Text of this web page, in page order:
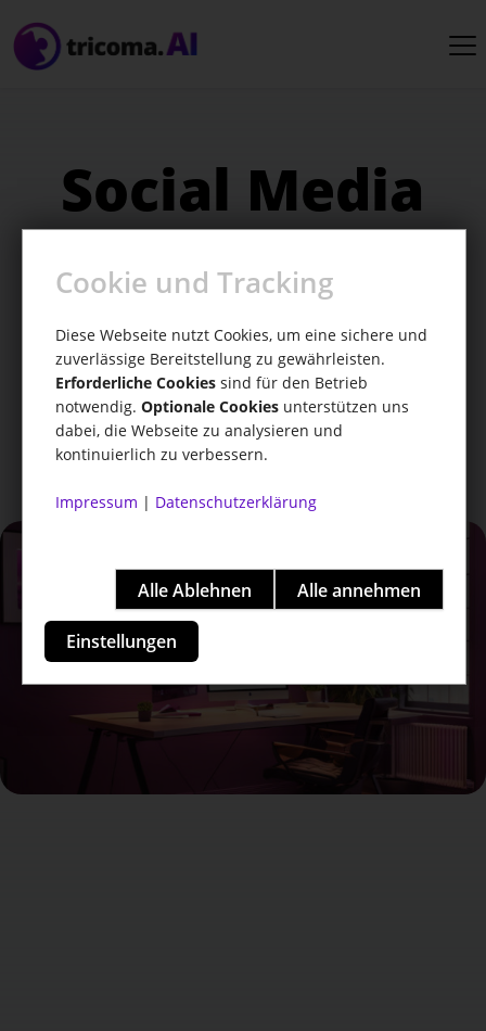
Social Media
Agentur
Entdecke, wie KI deine Social Media Agentur
vorantreiben kann. Mit tricoma.AI optimierst
du deine Performance und erschließt neue
Potenziale.
Cookie und Tracking
Diese Webseite nutzt Cookies, um eine sichere und
zuverlässige Bereitstellung zu gewährleisten.
Erforderliche Cookies sind für den Betrieb
notwendig. Optionale Cookies unterstützen uns
dabei, die Webseite zu analysieren und
kontinuierlich zu verbessern.
Impressum | Datenschutzerklärung
Einstellungen